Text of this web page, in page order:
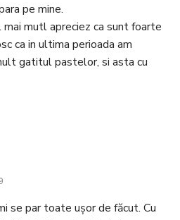
pe mine.
mai mutl apreciez ca sunt foarte
ca in ultima perioada am
gatitul pastelor, si asta cu
se par toate uşor de făcut. Cu